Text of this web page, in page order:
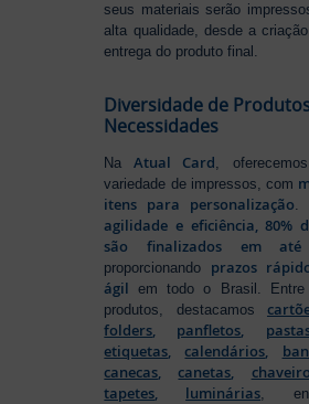
seus materiais serão
alta qualidade, desde a
entrega do produto final.
Diversidade de
Necessidades
NaAtual Card ,
variedade de impressos, com
itens para personalização
agilidade e eficiência, 80%
são finalizados em
proporcionando prazos
ágil em todo o Brasil. Entre
produtos, destacamos
folders, panfletos,
etiquetas,calendários,
canecas,canetas,
tapetes, luminárias ,